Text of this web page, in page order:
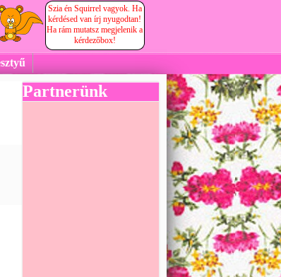
Szia én Squirrel vagyok. Ha
kérdésed van írj nyugodtan!
Ha rám mutatsz megjelenik a
kérdezőbox!
Partnerünk